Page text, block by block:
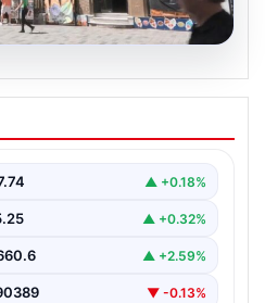
Yaşanan
Yarattı
giriş cephesine
▲ +0.18%
▲ +0.32%
▲ +2.59%
▼ -0.13%